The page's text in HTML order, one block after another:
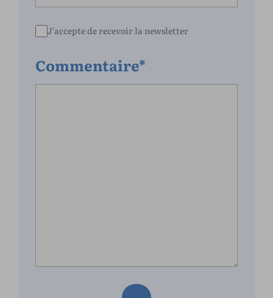
J'accepte de recevoir la newsletter
Commentaire*